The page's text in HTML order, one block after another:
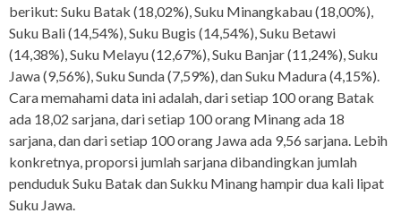
berikut: Suku Batak (18,02%), Suku Minangkabau (18,00%),
Suku Bali (14,54%), Suku Bugis (14,54%), Suku Betawi
(14,38%), Suku Melayu (12,67%), Suku Banjar (11,24%), Suku
Jawa (9,56%), Suku Sunda (7,59%), dan Suku Madura (4,15%).
Cara memahami data ini adalah, dari setiap 100 orang Batak
ada 18,02 sarjana, dari setiap 100 orang Minang ada 18
sarjana, dan dari setiap 100 orang Jawa ada 9,56 sarjana. Lebih
konkretnya, proporsi jumlah sarjana dibandingkan jumlah
penduduk Suku Batak dan Sukku Minang hampir dua kali lipat
Suku Jawa.